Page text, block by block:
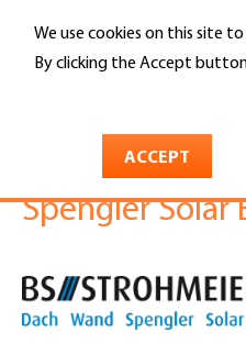
We use cookies on this site
By clicking the Accept
ACCEPT
main
BS Strohmeier
Spengler Solar